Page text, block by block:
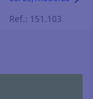
Ref.: 151.103